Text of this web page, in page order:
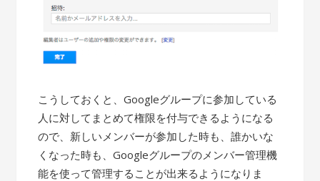
こうしておくと、Googleグループに参加している
人に対してまとめて権限を付与できるようになる
ので、新しいメンバーが参加した時も、誰かいな
くなった時も、Googleグループのメンバー管理機
能を使って管理することが出来るようになりま